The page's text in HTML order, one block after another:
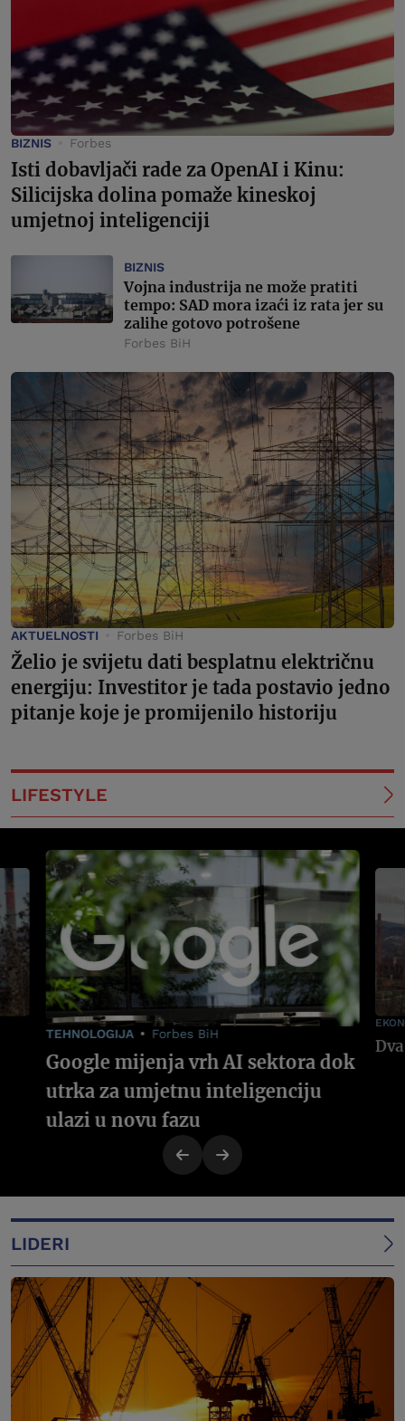
BIZNIS Forbes
Isti dobavljači rade za OpenAI i Kinu:
Silicijska dolina pomaže kineskoj
umjetnoj inteligenciji
BIZNIS
Vojna industrija ne može pratiti
tempo: SAD mora izaći iz rata jer su
zalihe gotovo potrošene
Forbes BiH
AKTUELNOSTI Forbes BiH
Želio je svijetu dati besplatnu električnu
energiju: Investitor je tada postavio jedno
pitanje koje je promijenilo historiju
LIFESTYLE
TEHNOLOGIJA Forbes BiH
Google mijenja vrh AI sektora dok
utrka za umjetnu inteligenciju
ulazi u novu fazu
LIDERI